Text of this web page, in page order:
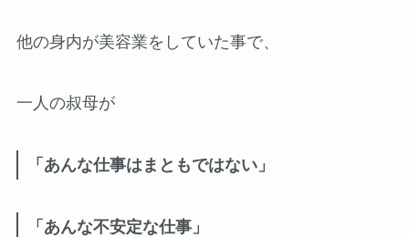
他の身内が美容業をしていた事で、
一人の叔母が
「あんな仕事はまともではない」
「あんな不安定な仕事」